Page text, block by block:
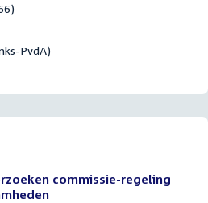
PvdA)
commissie-regeling